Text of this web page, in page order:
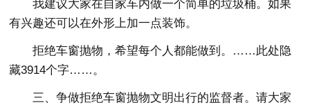
我建议大家在自家车内做一个简单的垃圾桶。如果
有兴趣还可以在外形上加一点装饰。
拒绝车窗抛物，希望每个人都能做到。 ……此处隐
藏3914个字……。
三、争做拒绝车窗抛物文明出行的监督者。请大家